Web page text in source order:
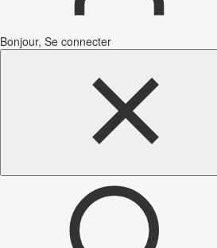
Bonjour, Se connecter